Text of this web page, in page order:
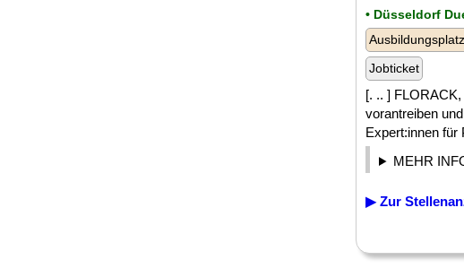
• Düsseldorf
Ausbildungsplatz
Jobticket
[. .. ]
vorantreiben
Expert:innen für
MEHR
▶ Zur